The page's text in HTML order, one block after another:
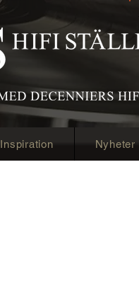
Inspiration Nyheter